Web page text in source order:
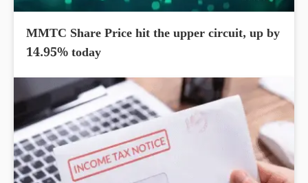
MMTC Share Price hit the upper circuit, up by
14.95% today